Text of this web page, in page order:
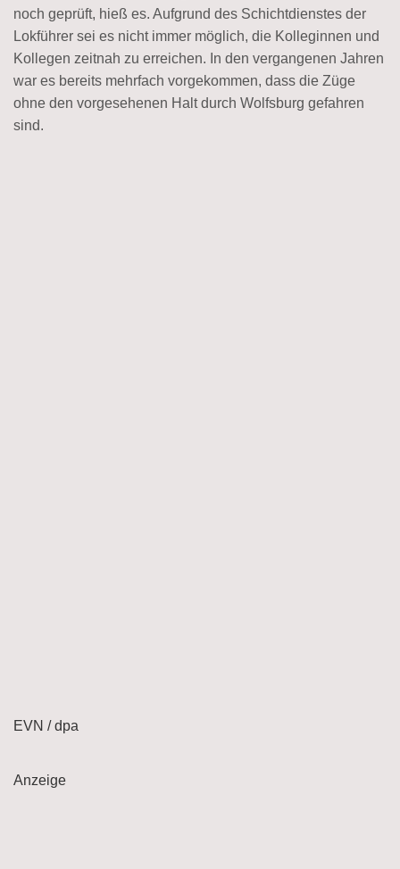
noch geprüft, hieß es. Aufgrund des Schichtdienstes der
Lokführer sei es nicht immer möglich, die Kolleginnen und
Kollegen zeitnah zu erreichen. In den vergangenen Jahren
war es bereits mehrfach vorgekommen, dass die Züge
ohne den vorgesehenen Halt durch Wolfsburg gefahren
sind.
EVN / dpa
Anzeige